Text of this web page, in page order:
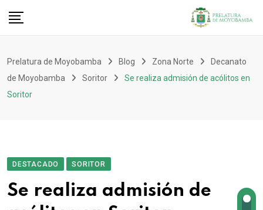
Prelatura de Moyobamba Blog Zona Norte
Decanato
de Moyobamba
Soritor
Se realiza admisión de acólitos en
Soritor
DESTACADO SORITOR
Se realiza admisión de